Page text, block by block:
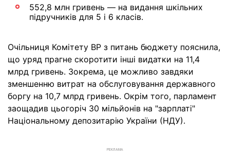
552,8 млн гривень — на видання шкільних
підручників для 5 і 6 класів.
Очільниця Комітету ВР з питань бюджету пояснила,
що уряд прагне скоротити інші видатки на 11,4
млрд гривень. Зокрема, це можливо завдяки
зменшенню витрат на обслуговування державного
боргу на 10,7 млрд гривень. Окрім того, парламент
заощадив цьогоріч 30 мільйонів на "зарплаті"
Національному депозитарію України (НДУ).
РЕКЛАМА